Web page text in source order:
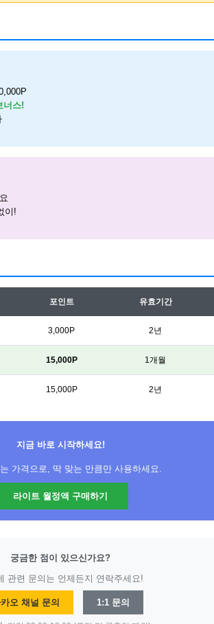
너스!
이!
포인트 유효기간
3,000P 2년
15,000P 1개월
15,000P 2년
지금 바로 시작하세요!
가격으로, 딱 맞는 만큼만 사용하세요.
라이트 월정액 구매하기
궁금한 점이 있으신가요?
관련 문의는 언제든지 연락주세요!
오 채널 문의 1:1 문의